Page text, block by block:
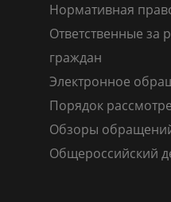
Нормативная
Ответственные за
граждан
Электронное
Порядок
Обзоры
Общероссийский